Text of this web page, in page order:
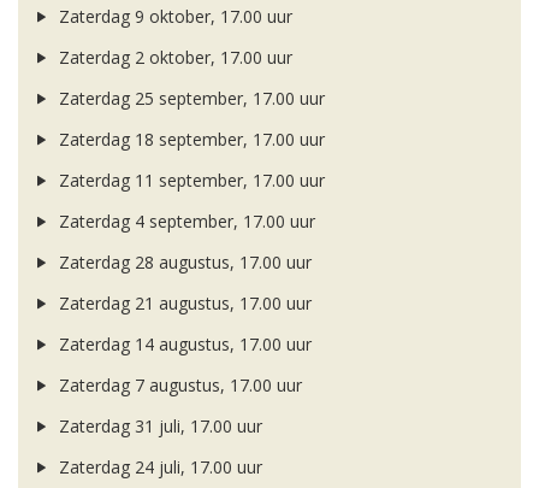
Zaterdag 9 oktober, 17.00 uur
Zaterdag 2 oktober, 17.00 uur
Zaterdag 25 september, 17.00 uur
Zaterdag 18 september, 17.00 uur
Zaterdag 11 september, 17.00 uur
Zaterdag 4 september, 17.00 uur
Zaterdag 28 augustus, 17.00 uur
Zaterdag 21 augustus, 17.00 uur
Zaterdag 14 augustus, 17.00 uur
Zaterdag 7 augustus, 17.00 uur
Zaterdag 31 juli, 17.00 uur
Zaterdag 24 juli, 17.00 uur